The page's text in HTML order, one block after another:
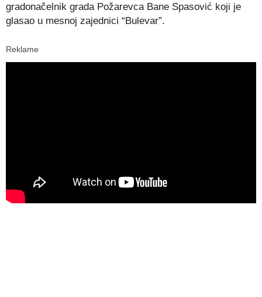
gradonačelnik grada Požarevca Bane Spasović koji je
glasao u mesnoj zajednici “Bulevar”.
Reklame